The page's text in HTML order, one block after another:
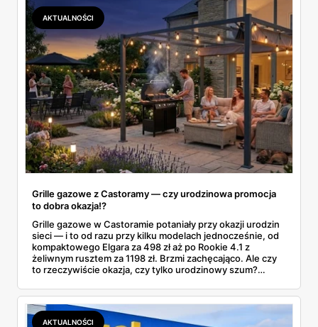
AKTUALNOŚCI
Grille gazowe z Castoramy — czy urodzinowa promocja
to dobra okazja!?
Grille gazowe w Castoramie potaniały przy okazji urodzin
sieci — i to od razu przy kilku modelach jednocześnie, od
kompaktowego Elgara za 498 zł aż po Rookie 4.1 z
żeliwnym rusztem za 1198 zł. Brzmi zachęcająco. Ale czy
to rzeczywiście okazja, czy tylko urodzinowy szum?
więc czas na spokojną decyzję jest, ale nie za dużo.
Sprawdzamy, co konkretnie kryje się za cenami z aktualnej
gazetki i czy warto się spieszyć.
AKTUALNOŚCI